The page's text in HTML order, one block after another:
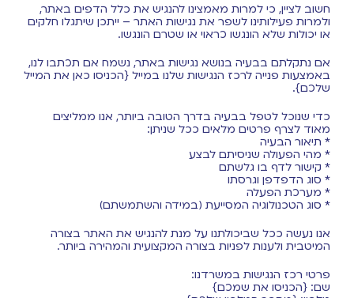
חשוב לציין, כי למרות מאמצינו להנגיש את כלל הדפים באתר,
ולמרות פעילותינו לשפר את נגישות האתר – ייתכן שיתגלו חלקים
או יכולות שלא הונגשו כראוי או שטרם הונגשו.
אם נתקלתם בבעיה בנושא נגישות באתר, נשמח אם תכתבו לנו,
באמצעות פנייה לרכז הנגישות שלנו במייל {הכניסו כאן את המייל
שלכם}.
כדי שנוכל לטפל בבעיה בדרך הטובה ביותר, אנו ממליצים
מאוד לצרף פרטים מלאים ככל שניתן:
* תיאור הבעיה
* מהי הפעולה שניסיתם לבצע
* קישור לדף בו גלשתם
* סוג הדפדפן וגרסתו
* מערכת הפעלה
* סוג הטכנולוגיה המסייעת (במידה והשתמשתם)
אנו נעשה ככל שביכולתנו על מנת להנגיש את האתר בצורה
המיטבית ולענות לפניות בצורה המקצועית והמהירה ביותר.
פרטי רכז הנגישות במשרדנו:
שם: {הכניסו את שמכם}